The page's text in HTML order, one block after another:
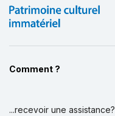
Comment ?
...recevoir une assistance?